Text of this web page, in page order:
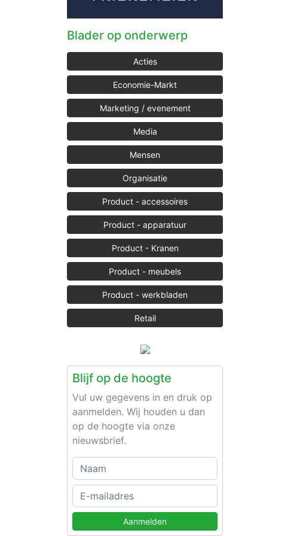
Blader op onderwerp
Acties
Economie-Markt
Marketing / evenement
Media
Mensen
Organisatie
Product - accessoires
Product - apparatuur
Product - Kranen
Product - meubels
Product - werkbladen
Retail
Blijf op de hoogte
Vul uw gegevens in en druk op
aanmelden. Wij houden u dan
op de hoogte via onze
nieuwsbrief.
Aanmelden